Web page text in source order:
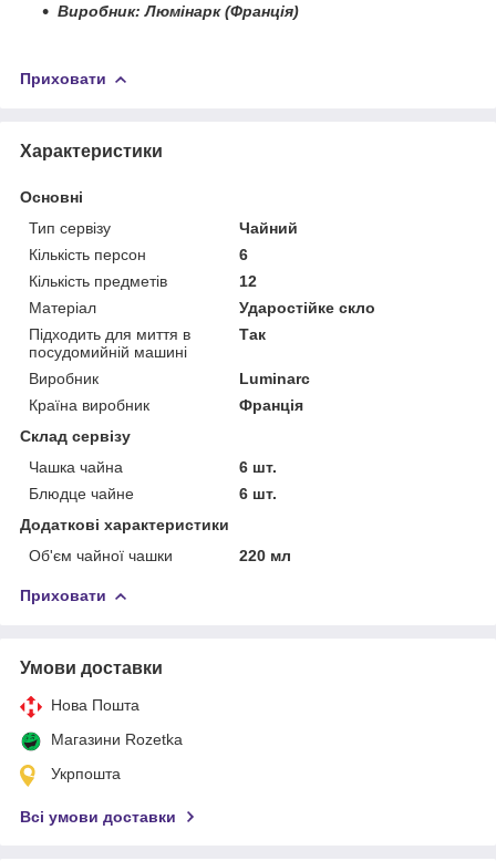
Виробник: Люмінарк (Франція)
Приховати
Характеристики
Основні
Тип сервізу
Чайний
Кількість персон
6
Кількість предметів
12
Матеріал
Ударостійке скло
Підходить для миття в
посудомийній машині
Так
Виробник
Luminarc
Країна виробник
Франція
Склад сервізу
Чашка чайна
6 шт.
Блюдце чайне
6 шт.
Додаткові характеристики
Об'єм чайної чашки
220 мл
Приховати
Умови доставки
Нова Пошта
Магазини Rozetka
Укрпошта
Всі умови доставки